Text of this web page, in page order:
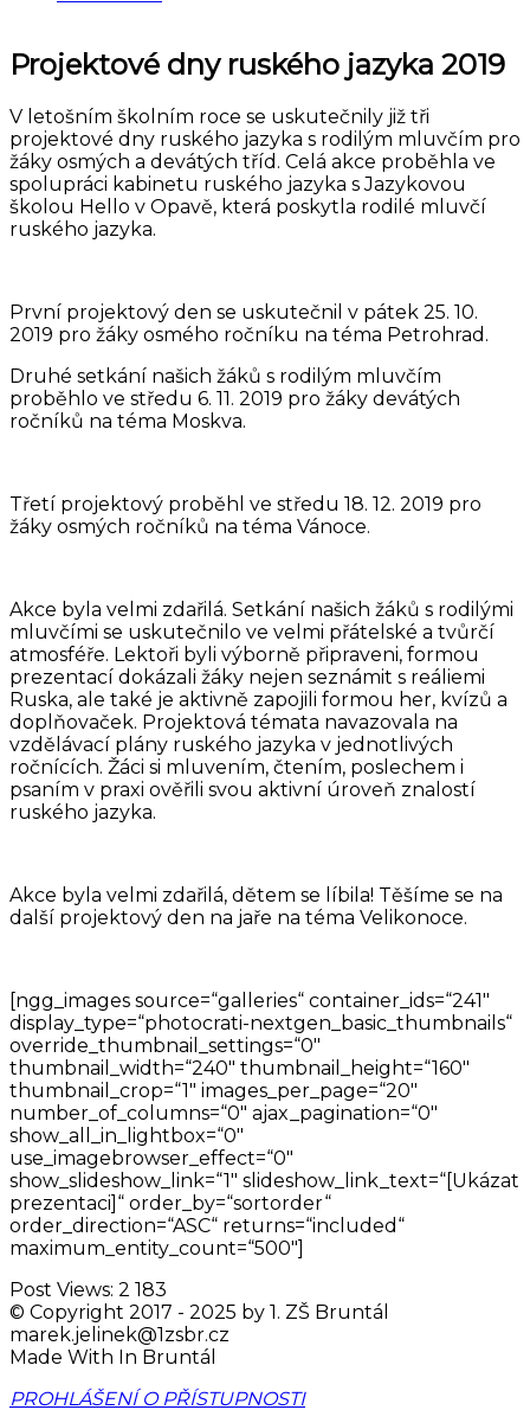
Projektové dny ruského jazyka 2019
V letošním školním roce se uskutečnily již tři
projektové dny ruského jazyka s rodilým mluvčím pro
žáky osmých a devátých tříd. Celá akce proběhla ve
spolupráci kabinetu ruského jazyka s Jazykovou
školou Hello v Opavě, která poskytla rodilé mluvčí
ruského jazyka.
První projektový den se uskutečnil v pátek 25. 10.
2019 pro žáky osmého ročníku na téma Petrohrad.
Druhé setkání našich žáků s rodilým mluvčím
proběhlo ve středu 6. 11. 2019 pro žáky devátých
ročníků na téma Moskva.
Třetí projektový proběhl ve středu 18. 12. 2019 pro
žáky osmých ročníků na téma Vánoce.
Akce byla velmi zdařilá. Setkání našich žáků s rodilými
mluvčími se uskutečnilo ve velmi přátelské a tvůrčí
atmosféře. Lektoři byli výborně připraveni, formou
prezentací dokázali žáky nejen seznámit s reáliemi
Ruska, ale také je aktivně zapojili formou her, kvízů a
doplňovaček. Projektová témata navazovala na
vzdělávací plány ruského jazyka v jednotlivých
ročnících. Žáci si mluvením, čtením, poslechem i
psaním v praxi ověřili svou aktivní úroveň znalostí
ruského jazyka.
Akce byla velmi zdařilá, dětem se líbila! Těšíme se na
další projektový den na jaře na téma Velikonoce.
[ngg_images source=“galleries“ container_ids=“241″
display_type=“photocrati-nextgen_basic_thumbnails“
override_thumbnail_settings=“0″
thumbnail_width=“240″ thumbnail_height=“160″
thumbnail_crop=“1″ images_per_page=“20″
number_of_columns=“0″ ajax_pagination=“0″
show_all_in_lightbox=“0″
use_imagebrowser_effect=“0″
show_slideshow_link=“1″ slideshow_link_text=“[Ukázat
prezentaci]“ order_by=“sortorder“
order_direction=“ASC“ returns=“included“
maximum_entity_count=“500″]
Post Views: 2 183
© Copyright 2017 - 2025 by 1. ZŠ Bruntál
marek.jelinek@1zsbr.cz
Made With In Bruntál
PROHLÁŠENÍ O PŘÍSTUPNOSTI